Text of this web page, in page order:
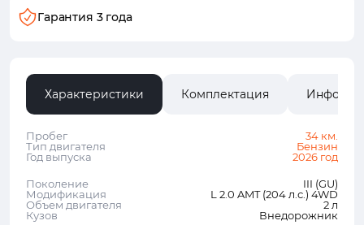
Гарантия 3 года
Характеристики Комплектация
Пробег
34 км.
Тип двигателя
Бензин
Год выпуска
2026 год
Поколение
III (GU)
Модификация
L 2.0 AMT (204 л.с.) 4WD
Объем двигателя
2 л
Кузов
Внедорожник